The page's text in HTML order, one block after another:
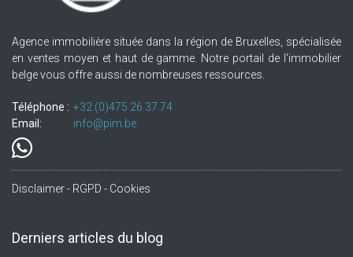
Agence immobilière située dans la région de Bruxelles, spécialisée
en ventes moyen et haut de gamme. Notre portail de l'immobilier
belge vous offre aussi de nombreuses ressources.
Téléphone : +32.(0)475 26 37 74
Email:
info@pim.be
Disclaimer - RGPD - Cookies
Derniers articles du blog